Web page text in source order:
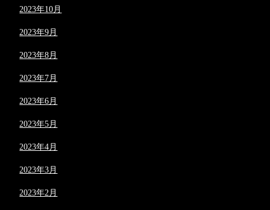
2023年10月
2023年9月
2023年8月
2023年7月
2023年6月
2023年5月
2023年4月
2023年3月
2023年2月